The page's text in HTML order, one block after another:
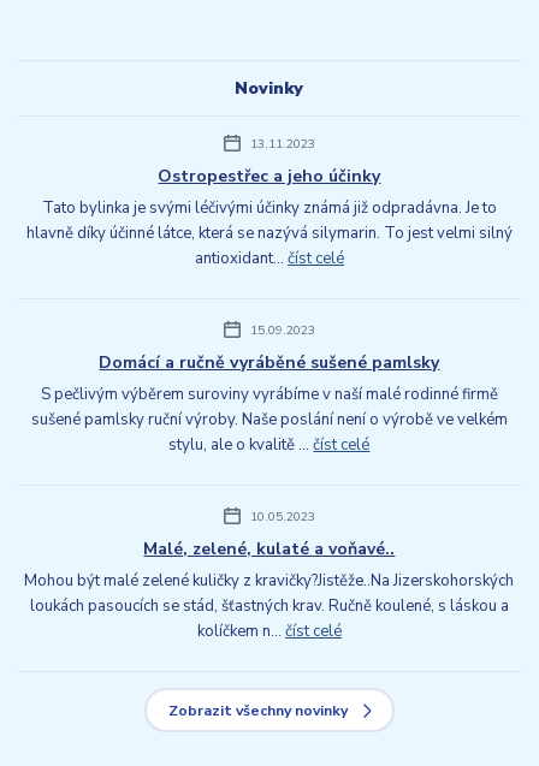
Novinky
13.11.2023
Ostropestřec a jeho účinky
Tato bylinka je svými léčivými účinky známá již odpradávna. Je to
hlavně díky účinné látce, která se nazývá silymarin. To jest velmi silný
antioxidant... číst celé
15.09.2023
Domácí a ručně vyráběné sušené pamlsky
S pečlivým výběrem suroviny vyrábíme v naší malé rodinné firmě
sušené pamlsky ruční výroby. Naše poslání není o výrobě ve velkém
stylu, ale o kvalitě ...číst celé
10.05.2023
Malé, zelené, kulaté a voňavé..
Mohou být malé zelené kuličky z kravičky?Jistěže..Na Jizerskohorských
loukách pasoucích se stád, šťastných krav. Ručně koulené, s láskou a
kolíčkem n... číst celé
Zobrazit všechny novinky